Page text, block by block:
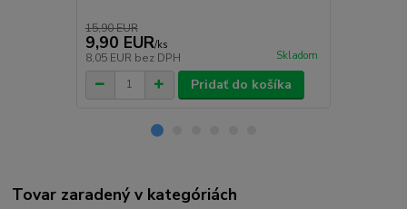
15,90 EUR
9,90 EUR/ks
8,05 EUR bez DPH Skladom
Pridať do košíka
Tovar zaradený v kategóriách